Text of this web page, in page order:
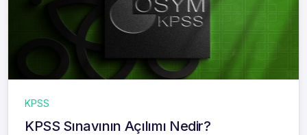
KPSS
KPSS Sınavının Açılımı Nedir?